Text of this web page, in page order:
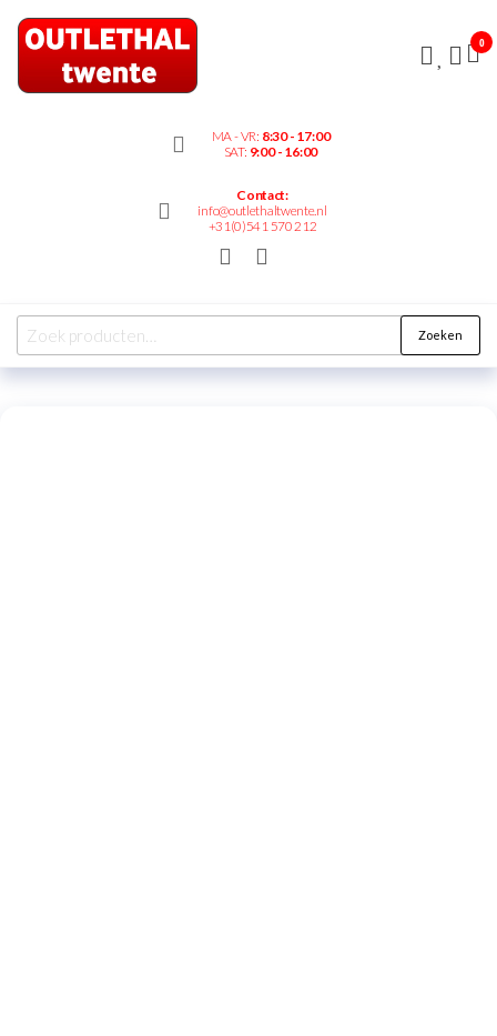
Outlethaltwente.nl
MA - VR: 8:30 - 17:00
SAT: 9:00 - 16:00
Contact:
info@outlethaltwente.nl
+31(0)541 570 212
0
Zoeken